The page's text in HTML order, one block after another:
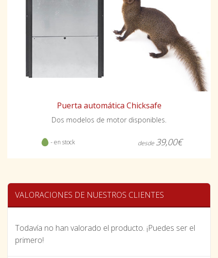
Puerta automática Chicksafe
Dos modelos de motor disponibles.
- en stock desde 39,00€
VALORACIONES DE NUESTROS CLIENTES
Todavía no han valorado el producto. ¡Puedes ser el
primero!